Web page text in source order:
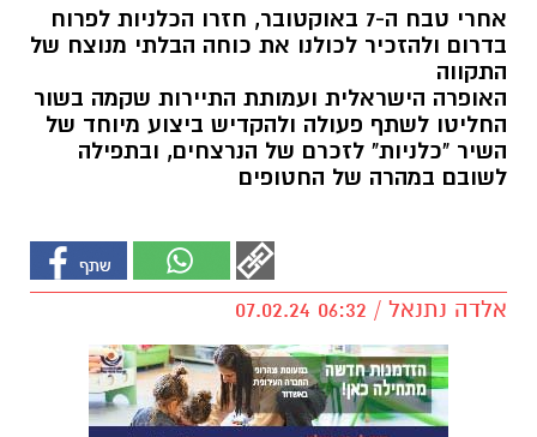
אחרי טבח ה-7 באוקטובר, חזרו הכלניות לפרוח
בדרום ולהזכיר לכולנו את כוחה הבלתי מנוצח של
התקווה
האופרה הישראלית ועמותת התיירות שקמה בשור
החליטו לשתף פעולה ולהקדיש ביצוע מיוחד של
השיר "כלניות" לזכרם של הנרצחים, ובתפילה
לשובם במהרה של החטופים
אלדה נתנאל / 06:32 07.02.24